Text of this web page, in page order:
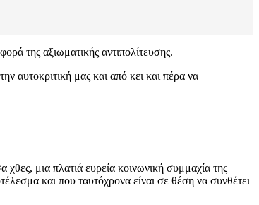
της αξιωματικής αντιπολίτευσης.
αυτοκριτική μας και από κει και πέρα να
χθες, μια πλατιά ευρεία κοινωνική συμμαχία της
και που ταυτόχρονα είναι σε θέση να συνθέτει